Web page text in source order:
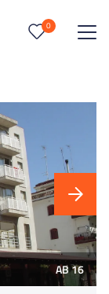
0
AB 16